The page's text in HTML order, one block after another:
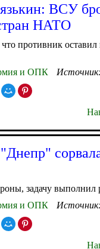
ВСУ
НАТО
противник
и ОПК Источник:
задачу выполнил
и ОПК Источник: